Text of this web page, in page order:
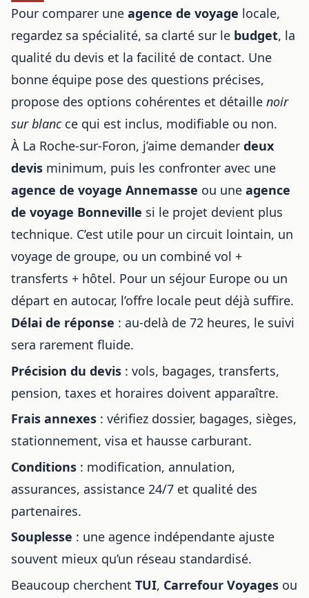
Pour comparer une agence de voyage locale,
regardez sa spécialité, sa clarté sur le budget, la
qualité du devis et la facilité de contact. Une
bonne équipe pose des questions précises,
propose des options cohérentes et détaille noir
sur blancce qui est inclus, modifiable ou non.
À La Roche-sur-Foron, j’aime demander deux
devis minimum, puis les confronter avec une
agence de voyage Annemasse ou une agence
de voyage Bonneville si le projet devient plus
technique. C’est utile pour un circuit lointain, un
voyage de groupe, ou un combiné vol +
transferts + hôtel. Pour un séjour Europe ou un
départ en autocar, l’offre locale peut déjà suffire.
Délai de réponse : au-delà de 72 heures, le suivi
sera rarement fluide.
Précision du devis : vols, bagages, transferts,
pension, taxes et horaires doivent apparaître.
Frais annexes : vérifiez dossier, bagages, sièges,
stationnement, visa et hausse carburant.
Conditions : modification, annulation,
assurances, assistance 24/7 et qualité des
partenaires.
Souplesse : une agence indépendante ajuste
souvent mieux qu’un réseau standardisé.
Beaucoup cherchent TUI, Carrefour Voyages ou